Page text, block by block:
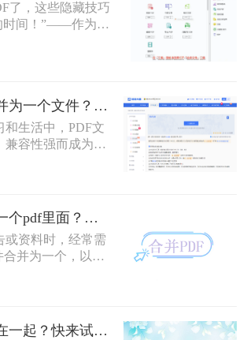
了，这些隐藏技巧
时间！”——作为从
多年的博主，小
PDF合并的求
作繁琐、安全隐忧
个pdf怎么合并成
于真实测试和数
pdf怎么免费合并为一个文件？五种免费合并方法详解！
和生活中，PDF文
兼容性强而成为文
然而，我们经常
文件合并为一个
然市面上有众多付
功能，但免费方
务。那么pdf怎么
呢？本文将系统
文件的方法，
软件、命令行及
pdf怎么合并在一个pdf里面？这二种合并方法了解下！
或资料时，经常需
并为一个，以便
pdf怎么合并在一
将介绍两种将多个
如何把pdf合并在一起？快来试试这3种合并方法！